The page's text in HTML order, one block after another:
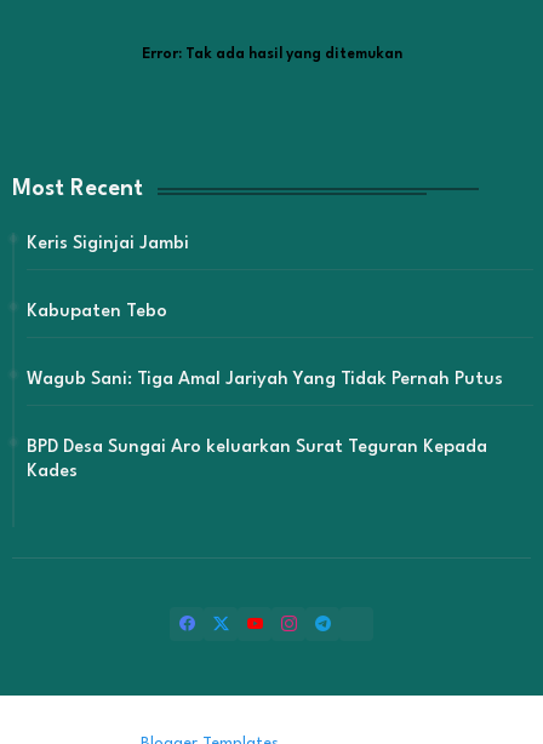
Error:Tak ada hasil yang ditemukan
Most Recent
Keris Siginjai Jambi
Kabupaten Tebo
Wagub Sani: Tiga Amal Jariyah Yang Tidak Pernah Putus
BPD Desa Sungai Aro keluarkan Surat Teguran Kepada
Kades